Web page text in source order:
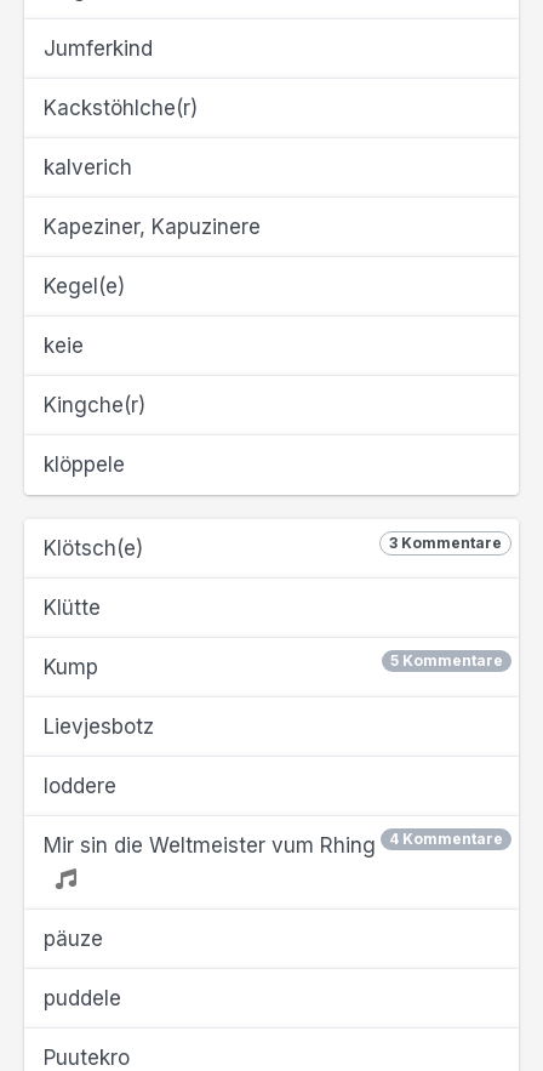
Jumferkind
Kackstöhlche(r)
kalverich
Kapeziner, Kapuzinere
Kegel(e)
keie
Kingche(r)
klöppele
3 Kommentare
Klötsch(e)
Klütte
5 Kommentare
Kump
Lievjesbotz
loddere
4 Kommentare
Mir sin die Weltmeister vum Rhing
päuze
puddele
Puutekro